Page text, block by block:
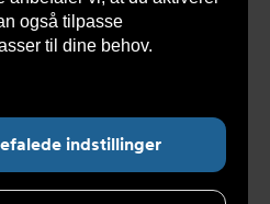
også tilpasse
til dine behov.
indstillinger
Gevind tilslutning